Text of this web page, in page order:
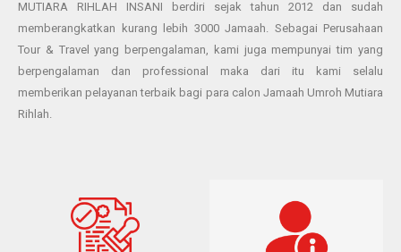
MUTIARA RIHLAH INSANI berdiri sejak tahun 2012 dan sudah
memberangkatkan kurang lebih 3000 Jamaah. Sebagai Perusahaan
Tour & Travel yang berpengalaman, kami juga mempunyai tim yang
berpengalaman dan professional maka dari itu kami selalu
memberikan pelayanan terbaik bagi para calon Jamaah Umroh Mutiara
Rihlah.